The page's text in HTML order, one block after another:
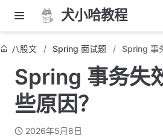
犬小哈教程
八股文 Spring 面试题 Spring 事
Spring 事务失
些原因？
2026年5月8日